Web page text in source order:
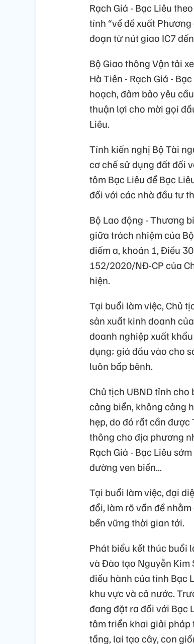
Rạch Giá - Bạc Liêu
tỉnh “về đề xuất
đoạn từ nút giao IC7
Bộ Giao thông Vận tải
Hà Tiên - Rạch Giá -
hoạch, đảm bảo yêu
thuận lợi cho mời gọi
Liêu.
Tỉnh kiến nghị Bộ Tài
cơ chế sử dụng đất đối
tôm Bạc Liêu để Bạc
đối với các nhà đầu tư
Bộ Lao động - Thương
giữa trách nhiệm của
điểm a, khoản 1, Điều
152/2020/NĐ-CP của
hiện.
Tại buổi làm việc, Chủ
sản xuất kinh doanh
doanh nghiệp xuất
dụng; giá đầu vào cho
luôn bấp bênh.
Chủ tịch UBND tỉnh
cảng biển, không cảng
hẹp, do đó rất cần
thông cho địa phương
Rạch Giá - Bạc Liêu
đường ven biển...
Tại buổi làm việc, đại
đổi, làm rõ vấn đề
bền vững thời gian tới.
Phát biểu kết thúc buổi
và Đào tạo Nguyễn Kim
điều hành của tỉnh Bạc
khu vực và cả nước.
đang đặt ra đối với Bạc
tâm triển khai giải
tầng, lai tạo cây, con